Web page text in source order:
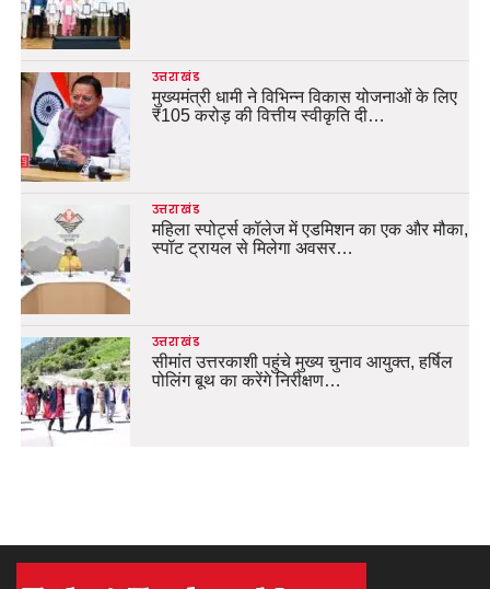
उत्तराखंड
मुख्यमंत्री धामी ने विभिन्न विकास योजनाओं के लिए
₹105 करोड़ की वित्तीय स्वीकृति दी…
उत्तराखंड
महिला स्पोर्ट्स कॉलेज में एडमिशन का एक और मौका,
स्पॉट ट्रायल से मिलेगा अवसर…
उत्तराखंड
सीमांत उत्तरकाशी पहुंचे मुख्य चुनाव आयुक्त, हर्षिल
पोलिंग बूथ का करेंगे निरीक्षण…